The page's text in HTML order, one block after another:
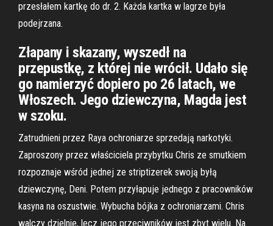
przesłałem kartkę do dr. 2. Każda kartka w lagrze była
podejrzana.
Złapany i skazany, wyszedł na
przepustkę, z której nie wrócił. Udało się
go namierzyć dopiero po 26 latach, we
Włoszech. Jego dziewczyna, Magda jest
w szoku.
Zatrudnieni przez Raya ochroniarze sprzedają narkotyki.
Zaproszony przez właściciela przybytku Chris ze smutkiem
rozpoznaje wśród jednej ze striptizerek swoją byłą
dziewczynę, Deni. Potem przyłapuje jednego z pracowników
kasyna na oszustwie. Wybucha bójka z ochroniarzami. Chris
walczy dzielnie, lecz jego przeciwników jest zbyt wielu. Na